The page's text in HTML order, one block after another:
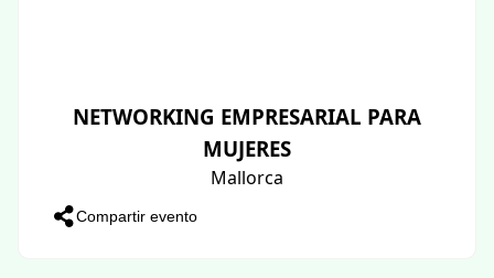
NETWORKING EMPRESARIAL PARA
MUJERES
Mallorca
Compartir evento